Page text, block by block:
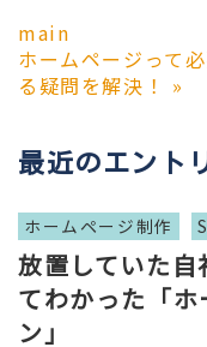
main
ホームページって
る疑問を解決！
»
最近のエント
ホームページ制作
放置していた
てわかった「
ン」